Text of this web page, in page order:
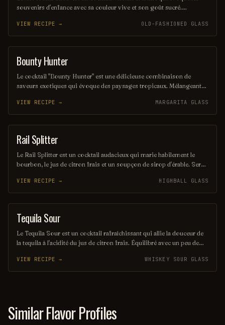
souvenirs d'enfance avec sa couleur vive et son goût sucré.
Aid, ce shot rafraîchissant est parfait pour les fêtes et les soirées
entre amis. Sa simplicité et son côté ludique en font un choix
populaire pour ceux qui cherchent à s'amuser.
VIEW RECIPE → OLD-FASHIONED GLASS
COCKTAIL
Bounty Hunter
Le cocktail "Bounty Hunter" est une délicieuse combinaison de
saveurs exotiques qui évoque des paysages tropicaux. Mélangeant
expérience rafraîchissante et envoûtante, parfaite pour les amateurs
de cocktails d'été. Sa présentation colorée et son goût unique en
font un véritable trésor à découvrir.
VIEW RECIPE → MARGARITA GLASS
COCKTAIL
Rail Splitter
Le Rail Splitter est un cocktail audacieux qui marie habilement le
bourbon, le jus de citron frais et un soupçon de sirop d'érable. Servi
évoquant les saveurs rustiques du terroir américain. Parfait pour les
amateurs de cocktails classiques revisités, il saura séduire vos
papilles.
VIEW RECIPE → HIGHBALL GLASS
ORDINARY DRINK
Tequila Sour
Le Tequila Sour est un cocktail rafraîchissant qui allie la douceur de
la tequila à l'acidité du jus de citron frais. Équilibré avec un peu de
veloutée, il offre une expérience gustative à la fois vive et onctueuse.
Parfait pour les amateurs de cocktails qui recherchent une touche
VIEW RECIPE → WHISKEY SOUR GLASS
Similar Flavor Profiles